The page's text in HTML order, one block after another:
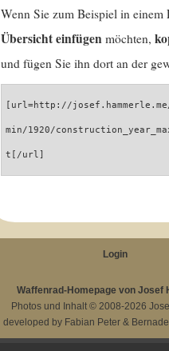
Wenn Sie zum Beispiel in
Übersicht einfügen möchten,
und fügen Sie ihn dort an der
[url=http://
min/1920/
t[/url]
Login
Waffenrad-Homepage von Josef
Photos und Inhalt © 2008-2026
developed by Fabian Peter &